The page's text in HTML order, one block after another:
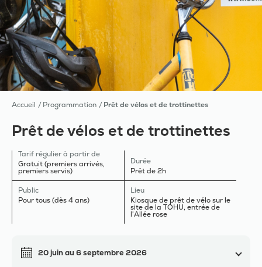
Accueil Programmation Prêt de vélos et de trottinettes
Prêt de vélos et de trottinettes
Tarif régulier à partir de
Gratuit (premiers arrivés,
premiers servis)
Durée
Prêt de 2h
Public
Pour tous (dès 4 ans)
Lieu
Kiosque de prêt de vélo sur le
site de la TOHU, entrée de
l'Allée rose
20 juinau 6 septembre 2026